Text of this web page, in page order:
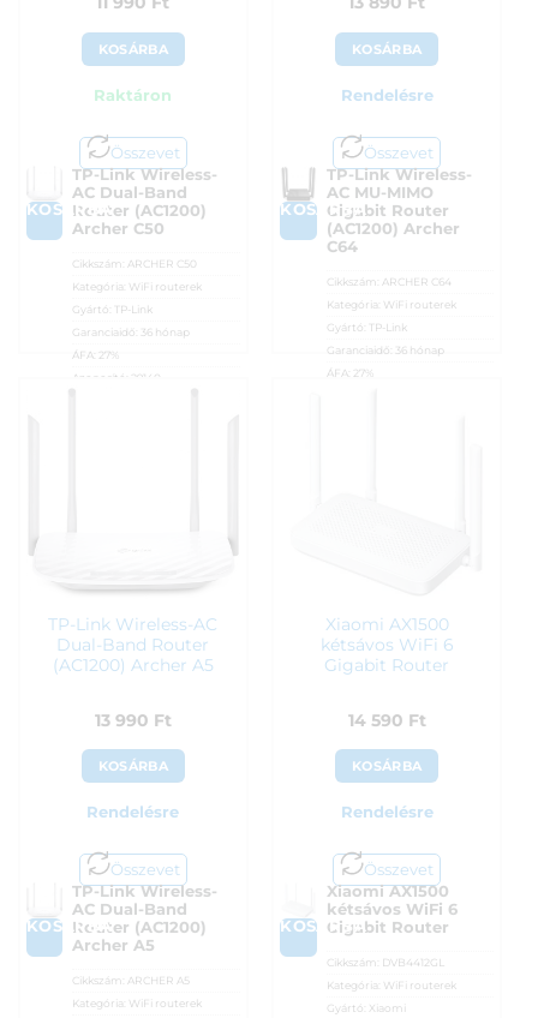
KOSÁRBA
Raktáron
Összevet
KOSÁRBA
TP-Link Wireless-
AC Dual-Band
Router (AC1200)
Archer C50
Cikkszám:ARCHER C50
Kategória: WiFi routerek
Gyártó:
TP-Link
Garanciaidő: 36 hónap
ÁFA: 27%
Azonosító:
29140
KOSÁRBA
Rendelésre
Összevet
KOSÁRBA
TP-Link Wireless-
AC MU-MIMO
Gigabit Router
(AC1200) Archer
C64
Cikkszám: ARCHER C64
Kategória: WiFi routerek
Gyártó:
TP-Link
Garanciaidő: 36 hónap
ÁFA: 27%
TP-Link Wireless-AC
Dual-Band Router
(AC1200) Archer A5
13 990 Ft
KOSÁRBA
Rendelésre
Összevet
KOSÁRBA
TP-Link Wireless-
AC Dual-Band
Router (AC1200)
Archer A5
Cikkszám:ARCHER A5
Kategória: WiFi routerek
Xiaomi AX1500
kétsávos WiFi 6
Gigabit Router
14 590 Ft
KOSÁRBA
Rendelésre
Összevet
KOSÁRBA
Xiaomi AX1500
kétsávos WiFi 6
Gigabit Router
Cikkszám:
DVB4412GL
Kategória: WiFi routerek
Gyártó: Xiaomi